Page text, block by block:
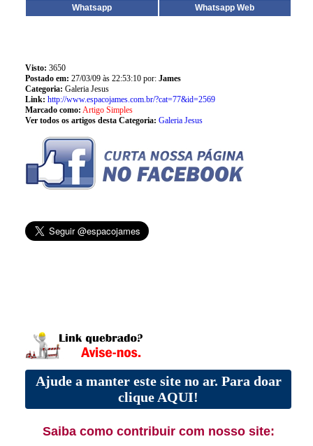
Whatsapp
Whatsapp Web
Visto: 3650
Postado em: 27/03/09 às 22:53:10 por: James
Categoria: Galeria Jesus
Link: http://www.espacojames.com.br/?cat=77&id=2569
Marcado como: Artigo Simples
Ver todos os artigos desta Categoria: Galeria Jesus
Ajude a manter este site no ar. Para doar
clique AQUI!
Saiba como contribuir com nosso site: